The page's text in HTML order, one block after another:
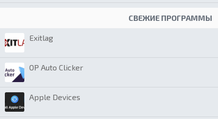
СВЕЖИЕ ПРОГРАММЫ
Exitlag
OP Auto Clicker
Apple Devices